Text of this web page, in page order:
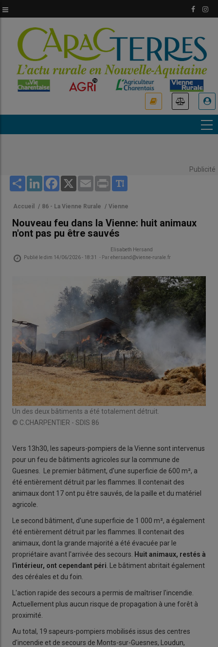
au
principal
Publicité
Share LinkedInFacebook
X Email Print
Accueil / 86 - La Vienne Rurale / Vienne
Nouveau feu dans la Vienne: huit animaux
n'ont pas pu être sauvés
Publié ledim 14/06/2026 - 18:31 - Par
Elisabeth Hersand
ehersand@vienne-rurale.fr
Un des deux bâtiments a été totalement détruit.
© C.CHARPENTIER - SDIS 86
Vers 13h30, les sapeurs-pompiers de la Vienne sont intervenus
pour un feu de bâtiments agricoles sur la commune de
Guesnes. Le premier bâtiment, d'une superficie de 600 m², a
été entièrement détruit par les flammes. Il contenait des
animaux dont 17 ont pu être sauvés, de la paille et du matériel
agricole.
Le second bâtiment, d'une superficie de 1 000 m², a également
été entièrement détruit par les flammes. Il contenait des
animaux, dont la grande majorité a été évacuée par le
propriétaire avant l'arrivée des secours.
Huit animaux, restés à
l'intérieur, ont cependant péri . Le bâtiment abritait également
des céréales et du foin.
L'action rapide des secours a permis de maîtriser l'incendie.
Actuellement plus aucun risque de propagation à une forêt à
proximité.
Au total, 19 sapeurs-pompiers mobilisés issus des centres
d'incendie et de secours de Monts-sur-Guesnes, Loudun,